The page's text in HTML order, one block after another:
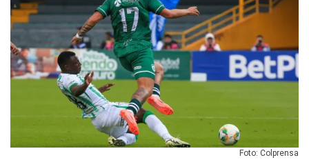
Foto: Colprensa